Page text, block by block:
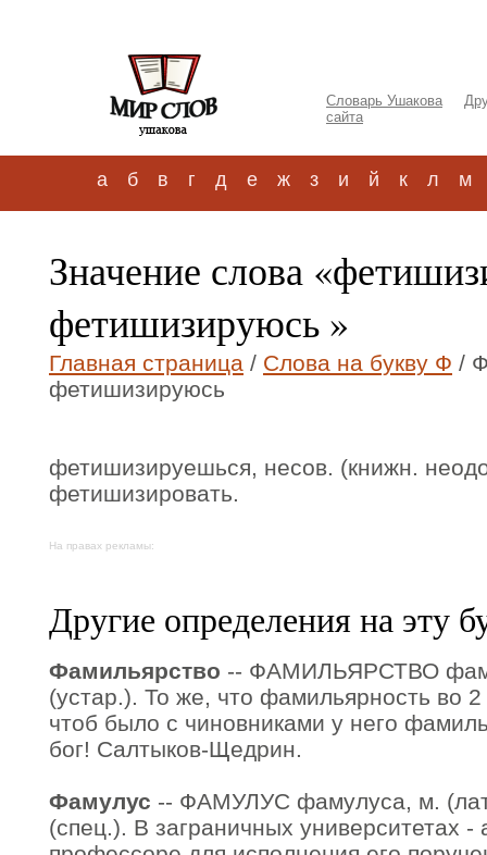
Словарь Ушакова
сайта
а б в г д е ж з и й к л м
Значение слова
фетишизируюсь »
Главная страница / Слова на букву Ф /
фетишизируюсь
фетишизируешься, несов. (книжн.
фетишизировать.
На правах рекламы:
Другие определения на эту
Фамильярство -- ФАМИЛЬЯРСТВО
(устар.). То же, что фамильярность во
чтоб было с чиновниками у него
бог! Салтыков-Щедрин.
Фамулус -- ФАМУЛУС фамулуса, м.
(спец.). В заграничных университетах -